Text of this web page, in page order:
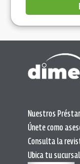
Nuestros
Únete como
Consulta la
Ubica tu sucursal